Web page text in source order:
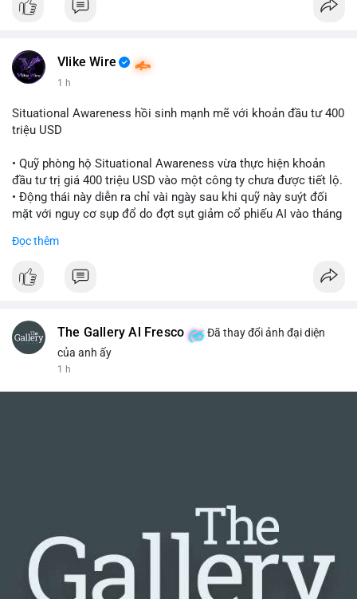
Vlike Wire
1 h
Situational Awareness hồi sinh mạnh mẽ với khoản đầu tư 400
triệu USD
• Quỹ phòng hộ Situational Awareness vừa thực hiện khoản
đầu tư trị giá 400 triệu USD vào một công ty chưa được tiết lộ.
• Động thái này diễn ra chỉ vài ngày sau khi quỹ này suýt đối
mặt với nguy cơ sụp đổ do đợt sụt giảm cổ phiếu AI vào tháng
• Sự trở lại này đánh dấu bước phục hồi đáng chú ý của quỹ
$btc $eth
Đọc thêm
The Gallery Al Fresco
Đã thay đổi ảnh đại diện
của anh ấy
1 h